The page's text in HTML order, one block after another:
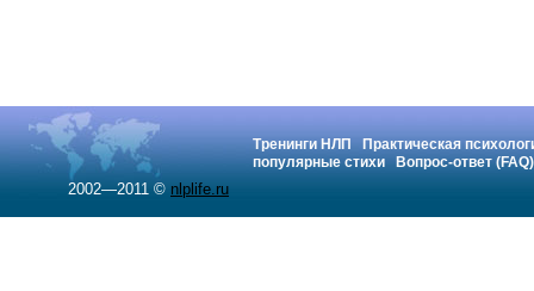
Тренинги НЛП
Практическая
популярные стихи
Вопрос-ответ (FAQ)
2002—2011 © nlplife.ru